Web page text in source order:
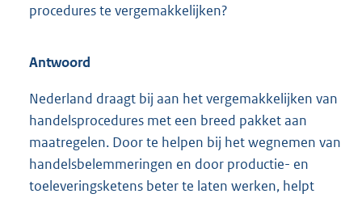
procedures te vergemakkelijken?
Antwoord
Nederland draagt bij aan het vergemakkelijken van
handelsprocedures met een breed pakket aan
maatregelen. Door te helpen bij het wegnemen van
handelsbelemmeringen en door productie- en
toeleveringsketens beter te laten werken, helpt